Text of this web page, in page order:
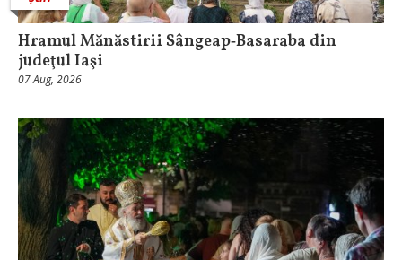
Hramul Mănăstirii Sângeap‑Basaraba din
judeţul Iaşi
07 Aug, 2026